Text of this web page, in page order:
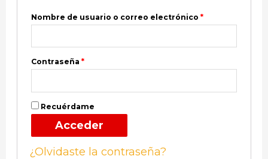
Nombre de usuario o correo electrónico *
Contraseña *
Recuérdame
Acceder
¿Olvidaste la contraseña?